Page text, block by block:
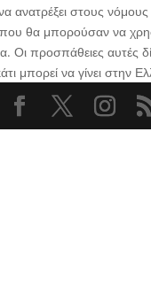
ανατρέξει στους νόμους
που θα μπορούσαν να
Οι προσπάθειες αυτές
μπορεί να γίνει στην